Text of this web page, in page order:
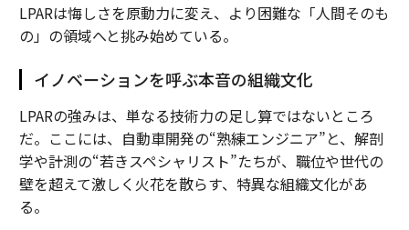
LPARは悔しさを原動力に変え、より困難な「人間そのも
の」の領域へと挑み始めている。
イノベーションを呼ぶ本音の組織文化
LPARの強みは、単なる技術力の足し算ではないところ
だ。ここには、自動車開発の“熟練エンジニア”と、解剖
学や計測の“若きスペシャリスト”たちが、職位や世代の
壁を超えて激しく火花を散らす、特異な組織文化があ
る。